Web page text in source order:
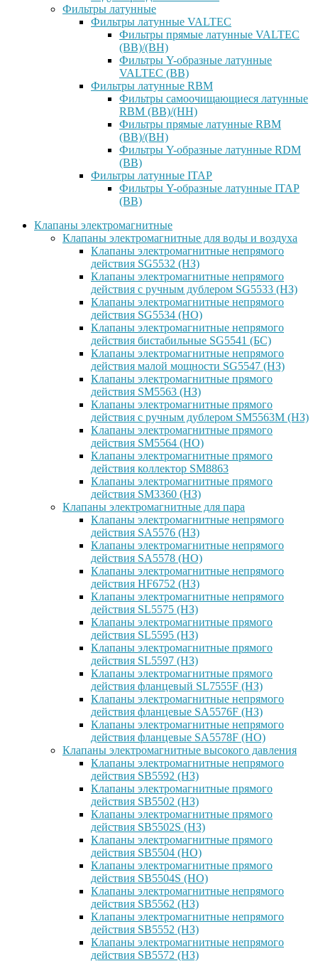
Фильтры латунные
Фильтры латунные VALTEC
Фильтры прямые латунные VALTEC
(ВВ)/(ВН)
Фильтры Y-образные латунные
VALTEC (ВВ)
Фильтры латунные RBM
Фильтры самоочищающиеся латунные
RBM (ВВ)/(НН)
Фильтры прямые латунные RBM
(ВВ)/(ВН)
Фильтры Y-образные латунные RDM
(ВВ)
Фильтры латунные ITAP
Фильтры Y-образные латунные ITAP
(ВВ)
Клапаны электромагнитные
Клапаны электромагнитные для воды и воздуха
Клапаны электромагнитные непрямого
действия SG5532 (НЗ)
Клапаны электромагнитные непрямого
действия с ручным дублером SG5533 (НЗ)
Клапаны электромагнитные непрямого
действия SG5534 (НО)
Клапаны электромагнитные непрямого
действия бистабильные SG5541 (БС)
Клапаны электромагнитные непрямого
действия малой мощности SG5547 (НЗ)
Клапаны электромагнитные прямого
действия SM5563 (НЗ)
Клапаны электромагнитные прямого
действия с ручным дублером SM5563M (НЗ)
Клапаны электромагнитные прямого
действия SM5564 (НО)
Клапаны электромагнитные прямого
дейcтвия коллектор SM8863
Клапаны электромагнитные прямого
действия SM3360 (НЗ)
Клапаны электромагнитные для пара
Клапаны электромагнитные непрямого
действия SA5576 (НЗ)
Клапаны электромагнитные непрямого
действия SA5578 (НО)
Клапаны электромагнитные непрямого
действия HF6752 (НЗ)
Клапаны электромагнитные непрямого
действия SL5575 (НЗ)
Клапаны электромагнитные прямого
действия SL5595 (НЗ)
Клапаны электромагнитные прямого
действия SL5597 (НЗ)
Клапаны электромагнитные прямого
действия фланцевый SL7555F (НЗ)
Клапаны электромагнитные непрямого
действия фланцевые SA5576F (НЗ)
Клапаны электромагнитные непрямого
действия фланцевые SA5578F (НО)
Клапаны электромагнитные высокого давления
Клапаны электромагнитные непрямого
действия SB5592 (НЗ)
Клапаны электромагнитные прямого
действия SB5502 (НЗ)
Клапаны электромагнитные прямого
действия SB5502S (НЗ)
Клапаны электромагнитные прямого
действия SB5504 (НО)
Клапаны электромагнитные прямого
действия SB5504S (НО)
Клапаны электромагнитные непрямого
действия SB5562 (НЗ)
Клапаны электромагнитные непрямого
действия SB5552 (НЗ)
Клапаны электромагнитные непрямого
действия SB5572 (НЗ)